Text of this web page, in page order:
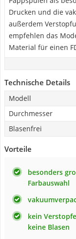
Drucken und die
außerdem
empfehlen das
Material für einen
Technische Details
Modell
Durchmesser
Blasenfrei
Vorteile
besonders
Farbauswahl
kein
keine Blasen